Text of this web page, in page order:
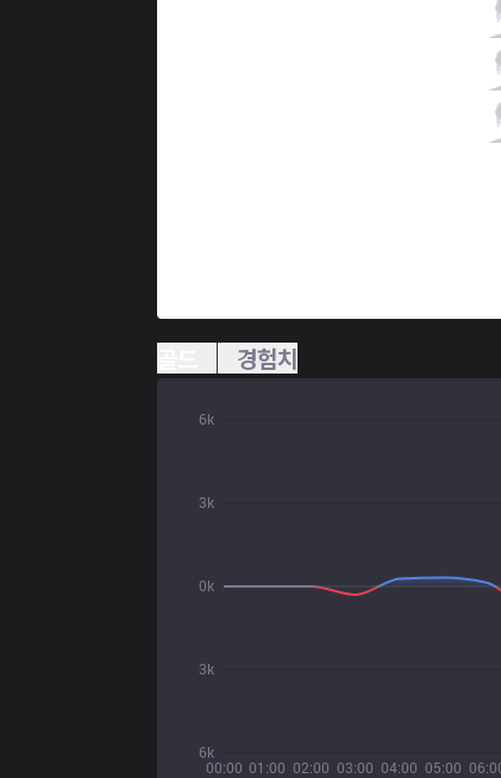
경험치
00:00 01:00 02:00 03:00 04:00 05:00
6k
3k
0k
3k
6k